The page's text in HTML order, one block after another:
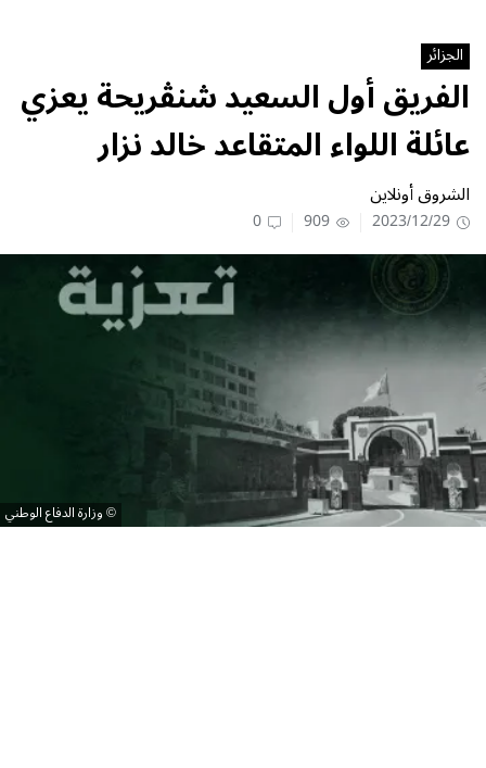
الجزائر
الفريق أول السعيد شنڨريحة يعزي
عائلة اللواء المتقاعد خالد نزار
الشروق أونلاين
2023/12/29
909
0
وزارة الدفاع الوطني